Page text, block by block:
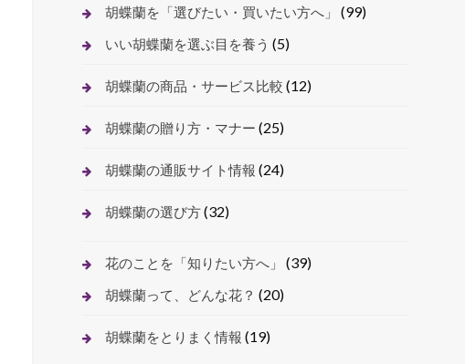
胡蝶蘭を「選びたい・買いたい方へ」 (99)
いい胡蝶蘭を選ぶ目を養う (5)
胡蝶蘭の商品・サービス比較 (12)
胡蝶蘭の贈り方・マナー (25)
胡蝶蘭の通販サイト情報 (24)
胡蝶蘭の選び方(32)
花のことを「知りたい方へ」 (39)
胡蝶蘭って、どんな花？ (20)
胡蝶蘭をとりまく情報 (19)